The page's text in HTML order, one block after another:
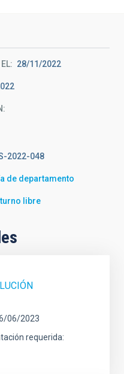
28/11/2022
2022-048
de departamento
libre
06/2023
requerida